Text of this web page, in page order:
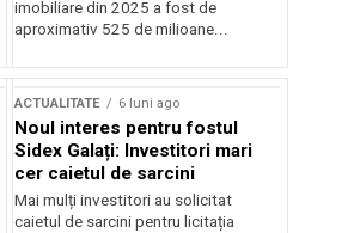
imobiliare din 2025 a fost de
aproximativ 525 de milioane...
ACTUALITATE 6 luni ago
Noul interes pentru fostul
Sidex Galați: Investitori mari
cer caietul de sarcini
Mai mulți investitori au solicitat
caietul de sarcini pentru licitația